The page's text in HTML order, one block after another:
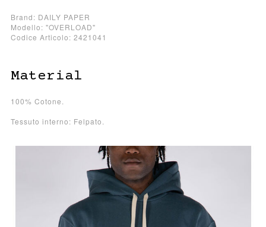
Brand: DAILY PAPER
Modello: "OVERLOAD"
Codice Articolo: 2421041
Material
100% Cotone.
Tessuto interno: Felpato.